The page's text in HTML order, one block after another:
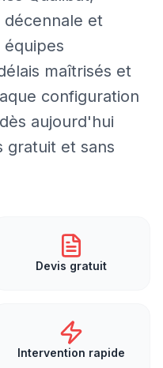
et
équipes
maîtrisés et
configuration
aujourd'hui
gratuit et sans
Devis gratuit
Intervention rapide